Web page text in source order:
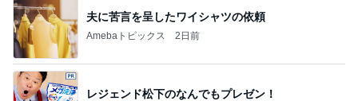
夫に苦言を呈したワイシャツの依頼
Amebaトピックス 2日前
レジェンド松下のなんでもプレゼン！